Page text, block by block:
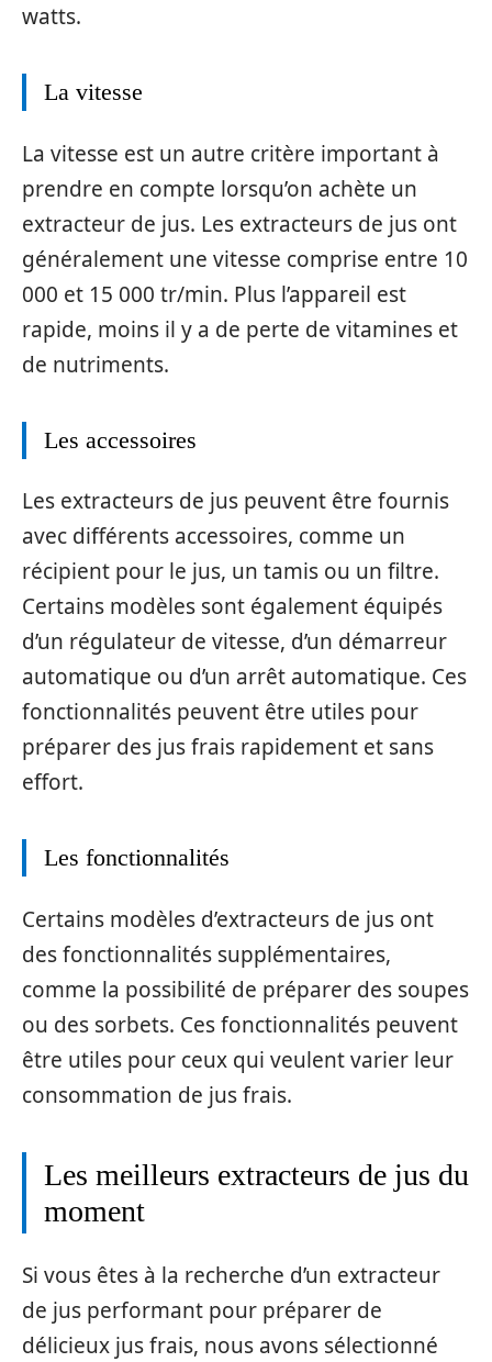
watts.
La vitesse
La vitesse est un autre critère important à
prendre en compte lorsqu’on achète un
extracteur de jus. Les extracteurs de jus ont
généralement une vitesse comprise entre 10
000 et 15 000 tr/min. Plus l’appareil est
rapide, moins il y a de perte de vitamines et
de nutriments.
Les accessoires
Les extracteurs de jus peuvent être fournis
avec différents accessoires, comme un
récipient pour le jus, un tamis ou un filtre.
Certains modèles sont également équipés
d’un régulateur de vitesse, d’un démarreur
automatique ou d’un arrêt automatique. Ces
fonctionnalités peuvent être utiles pour
préparer des jus frais rapidement et sans
effort.
Les fonctionnalités
Certains modèles d’extracteurs de jus ont
des fonctionnalités supplémentaires,
comme la possibilité de préparer des soupes
ou des sorbets. Ces fonctionnalités peuvent
être utiles pour ceux qui veulent varier leur
consommation de jus frais.
Les meilleurs extracteurs de jus du
moment
Si vous êtes à la recherche d’un extracteur
de jus performant pour préparer de
délicieux jus frais, nous avons sélectionné